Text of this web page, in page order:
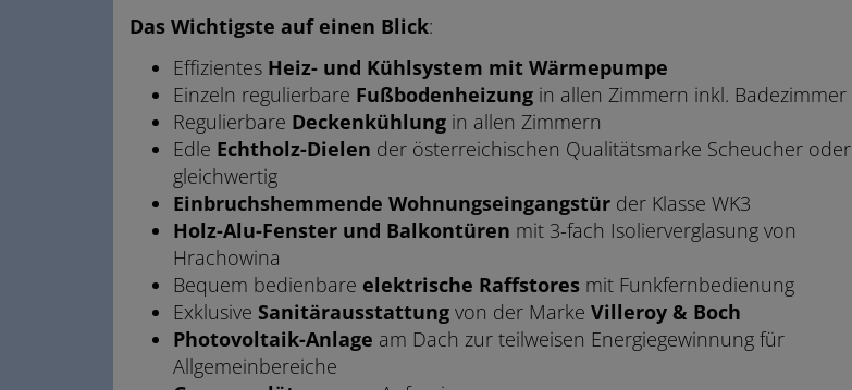
Das Wichtigste auf einen Blick:
Effizientes Heiz- und Kühlsystem mit Wärmepumpe
Einzeln regulierbare Fußbodenheizung in allen Zimmern inkl. Badezimmer
Regulierbare Deckenkühlung in allen Zimmern
Edle Echtholz-Dielen der österreichischen Qualitätsmarke Scheucher oder
gleichwertig
Einbruchshemmende Wohnungseingangstür der Klasse WK3
Holz-Alu-Fenster und Balkontüren mit 3-fach Isolierverglasung von
Hrachowina
Bequem bedienbare elektrische Raffstores mit Funkfernbedienung
Exklusive Sanitärausstattung von der Marke Villeroy & Boch
Photovoltaik-Anlage am Dach zur teilweisen Energiegewinnung für
Allgemeinbereiche